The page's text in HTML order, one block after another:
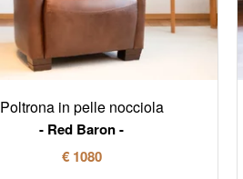
Poltrona in pelle nocciola
Red Baron
€ 1080